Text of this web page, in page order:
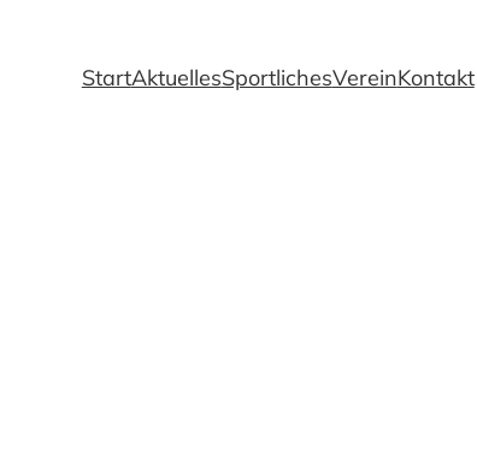
StartAktuellesSportlichesVereinKontakt